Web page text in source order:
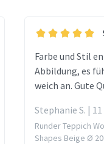
Farbe und Stil
Abbildung, es
weich an. Gute
Stephanie S. | 11
Runder Teppich
Shapes Beige Ø